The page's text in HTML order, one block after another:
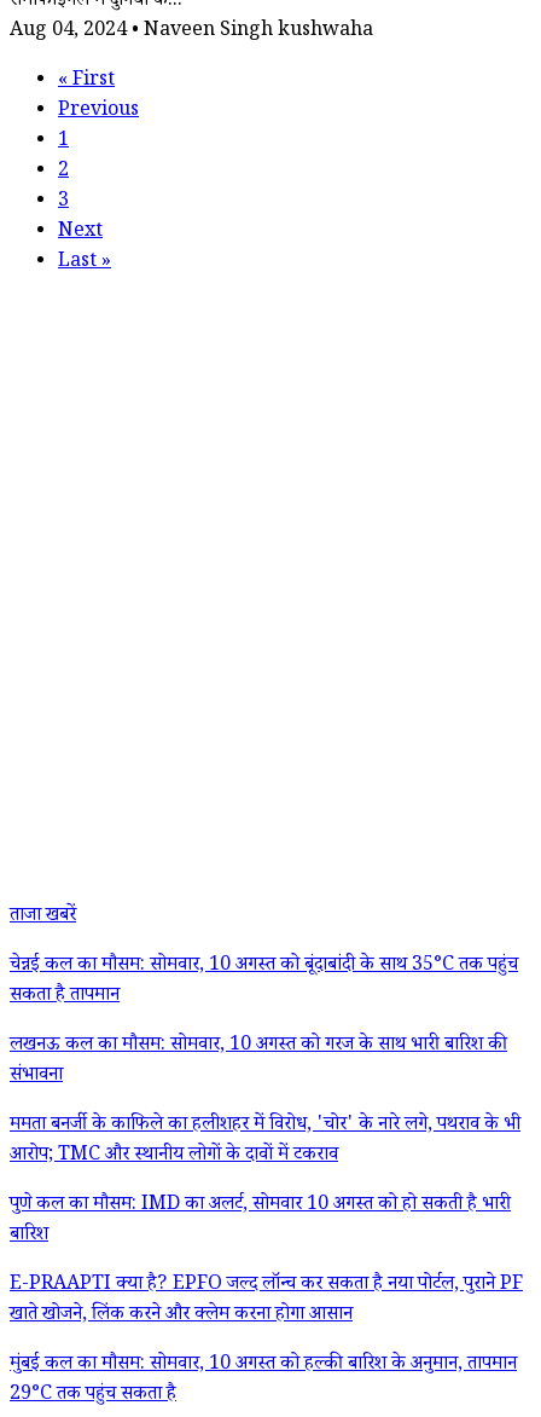
Aug 04, 2024 • Naveen Singh kushwaha
«First
Previous
1
2
3
Next
Last»
ताजा खबरें
चेन्नई कल का मौसम: सोमवार, 10 अगस्त को बूंदाबांदी के साथ 35°C तक पहुंच
सकता है तापमान
लखनऊ कल का मौसम: सोमवार, 10 अगस्त को गरज के साथ भारी बारिश की
संभावना
ममता बनर्जी के काफिले का हलीशहर में विरोध, 'चोर' के नारे लगे, पथराव के भी
आरोप; TMC और स्थानीय लोगों के दावों में टकराव
पुणे कल का मौसम: IMD का अलर्ट, सोमवार 10 अगस्त को हो सकती है भारी
बारिश
E-PRAAPTI क्या है? EPFO जल्द लॉन्च कर सकता है नया पोर्टल, पुराने PF
खाते खोजने, लिंक करने और क्लेम करना होगा आसान
मुंबई कल का मौसम: सोमवार, 10 अगस्त को हल्की बारिश के अनुमान, तापमान
29°C तक पहुंच सकता है